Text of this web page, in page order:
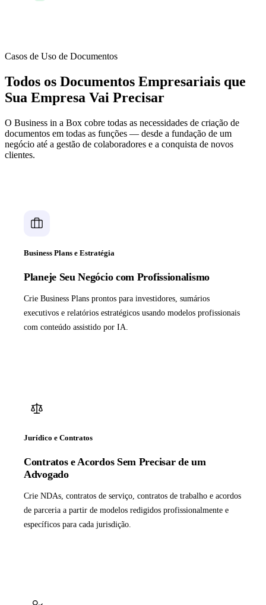
Casos de Uso de Documentos
Todos os Documentos Empresariais que
Sua Empresa Vai Precisar
O Business in a Box cobre todas as necessidades de criação de
documentos em todas as funções — desde a fundação de um
negócio até a gestão de colaboradores e a conquista de novos
clientes.
Business Plans e Estratégia
Planeje Seu Negócio com Profissionalismo
Crie Business Plans prontos para investidores, sumários
executivos e relatórios estratégicos usando modelos profissionais
com conteúdo assistido por IA.
Jurídico e Contratos
Contratos e Acordos Sem Precisar de um
Advogado
Crie NDAs, contratos de serviço, contratos de trabalho e acordos
de parceria a partir de modelos redigidos profissionalmente e
específicos para cada jurisdição.